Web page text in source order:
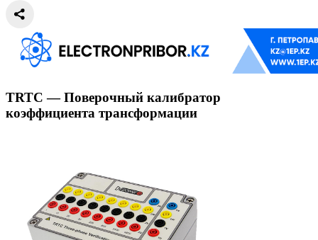
TRTC — Поверочный калибратор
коэффициента трансформации